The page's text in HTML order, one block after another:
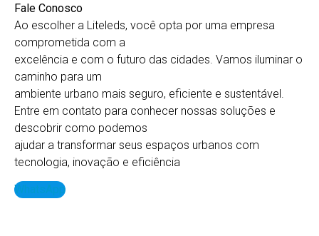
Fale Conosco
Ao escolher a Liteleds, você opta por uma empresa
comprometida com a
excelência e com o futuro das cidades. Vamos iluminar o
caminho para um
ambiente urbano mais seguro, eficiente e sustentável.
Entre em contato para conhecer nossas soluções e
descobrir como podemos
ajudar a transformar seus espaços urbanos com
tecnologia, inovação e eficiência
WhatsApp